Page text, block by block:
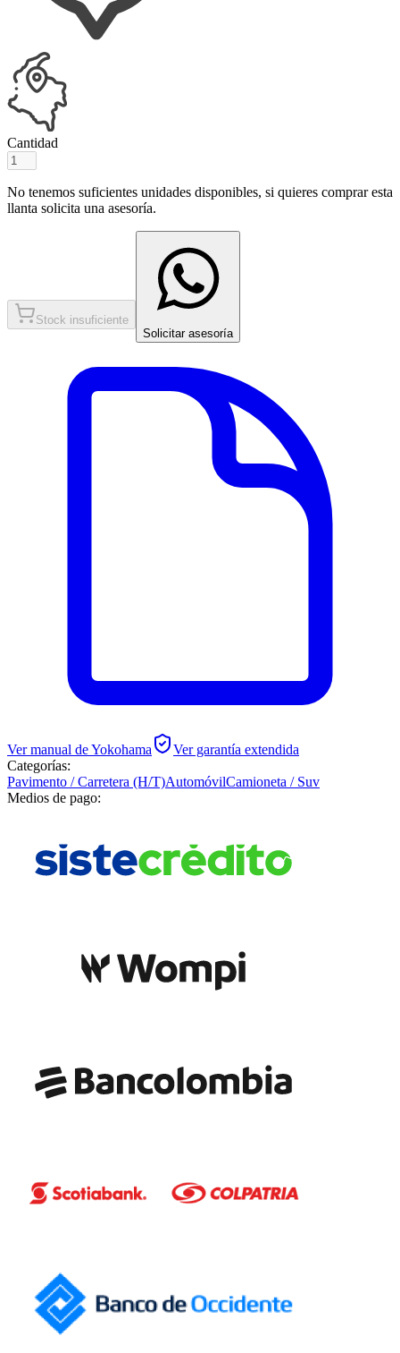
Cantidad
No tenemos suficientes unidades disponibles, si quieres comprar esta
llanta solicita una asesoría.
Stock insuficiente
Solicitar asesoría
Ver manual deYokohama
Ver garantía extendida
Categorías:
Pavimento / Carretera (H/T)AutomóvilCamioneta / Suv
Medios de pago: